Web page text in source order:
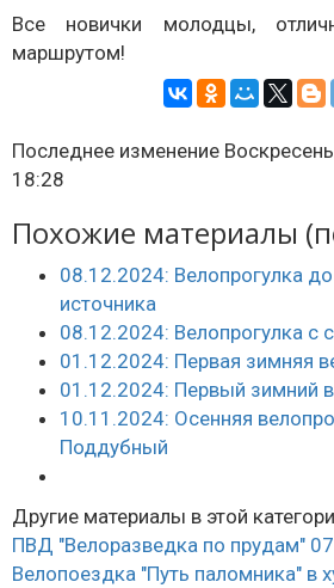
Все новички молодцы,
маршрутом!
Последнее изменение
18:28
Похожие материалы
08.12.2024: Велопрогулка
источника
08.12.2024: Велопрогулка с
01.12.2024: Первая зимняя
01.12.2024: Первый зимний
10.11.2024: Осенняя
Поддубный
Другие материалы в этой
ПВД "Велоразведка по прудам"
Велопоездка "Путь паломника" в